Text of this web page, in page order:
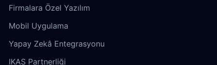
Firmalara Özel Yazılım
Mobil Uygulama
Yapay Zekâ Entegrasyonu
IKAS Partnerliği